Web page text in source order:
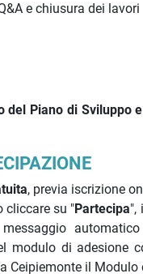
e chiusura dei lavori
del Piano di Sviluppo
, previa iscrizione
cliccare su "Partecipa",
modulo di adesione
Ceipiemonte il